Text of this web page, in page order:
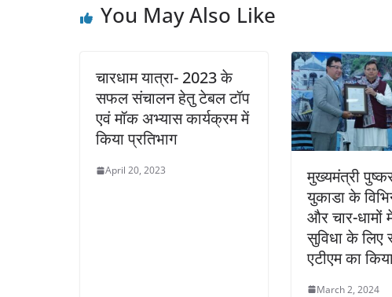
You May Also Like
चारधाम यात्रा- 2023 के
सफल संचालन हेतु टेबल टॉप
एवं मॉक अभ्यास कार्यक्रम में
किया प्रतिभाग
April 20, 2023
मुख्यमंत्री
युकाडा के
और चार-धामों
सुविधा के लिए
एटीएम का
March 2, 2024